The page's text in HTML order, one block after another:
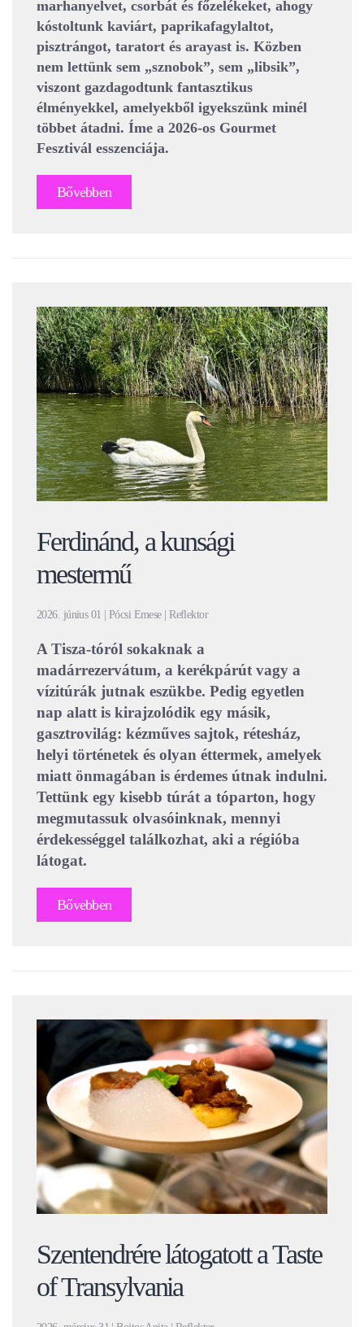
marhanyelvet, csorbát és főzelékeket, ahogy
kóstoltunk kaviárt, paprikafagylaltot,
pisztrángot, taratort és arayast is. Közben
nem lettünk sem „sznobok”, sem „libsik”,
viszont gazdagodtunk fantasztikus
élményekkel, amelyekből igyekszünk minél
többet átadni. Íme a 2026-os Gourmet
Fesztivál esszenciája.
Bővebben
Ferdinánd, a kunsági
mestermű
2026. június 01 | Pócsi Emese | Reflektor
A Tisza-tóról sokaknak a
madárrezervátum, a kerékpárút vagy a
vízitúrák jutnak eszükbe. Pedig egyetlen
nap alatt is kirajzolódik egy másik,
gasztrovilág: kézműves sajtok, rétesház,
helyi történetek és olyan éttermek, amelyek
miatt önmagában is érdemes útnak indulni.
Tettünk egy kisebb túrát a tóparton, hogy
megmutassuk olvasóinknak, mennyi
érdekességgel találkozhat, aki a régióba
látogat.
Bővebben
Szentendrére látogatott a Taste
of Transylvania